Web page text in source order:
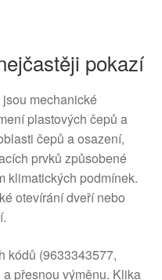
pokazí
mechanické
plastových čepů a
čepů a osazení,
prvků způsobené
klimatických podmínek.
otevírání dveří nebo
kódů (9633343577,
přesnou výměnu. Klika